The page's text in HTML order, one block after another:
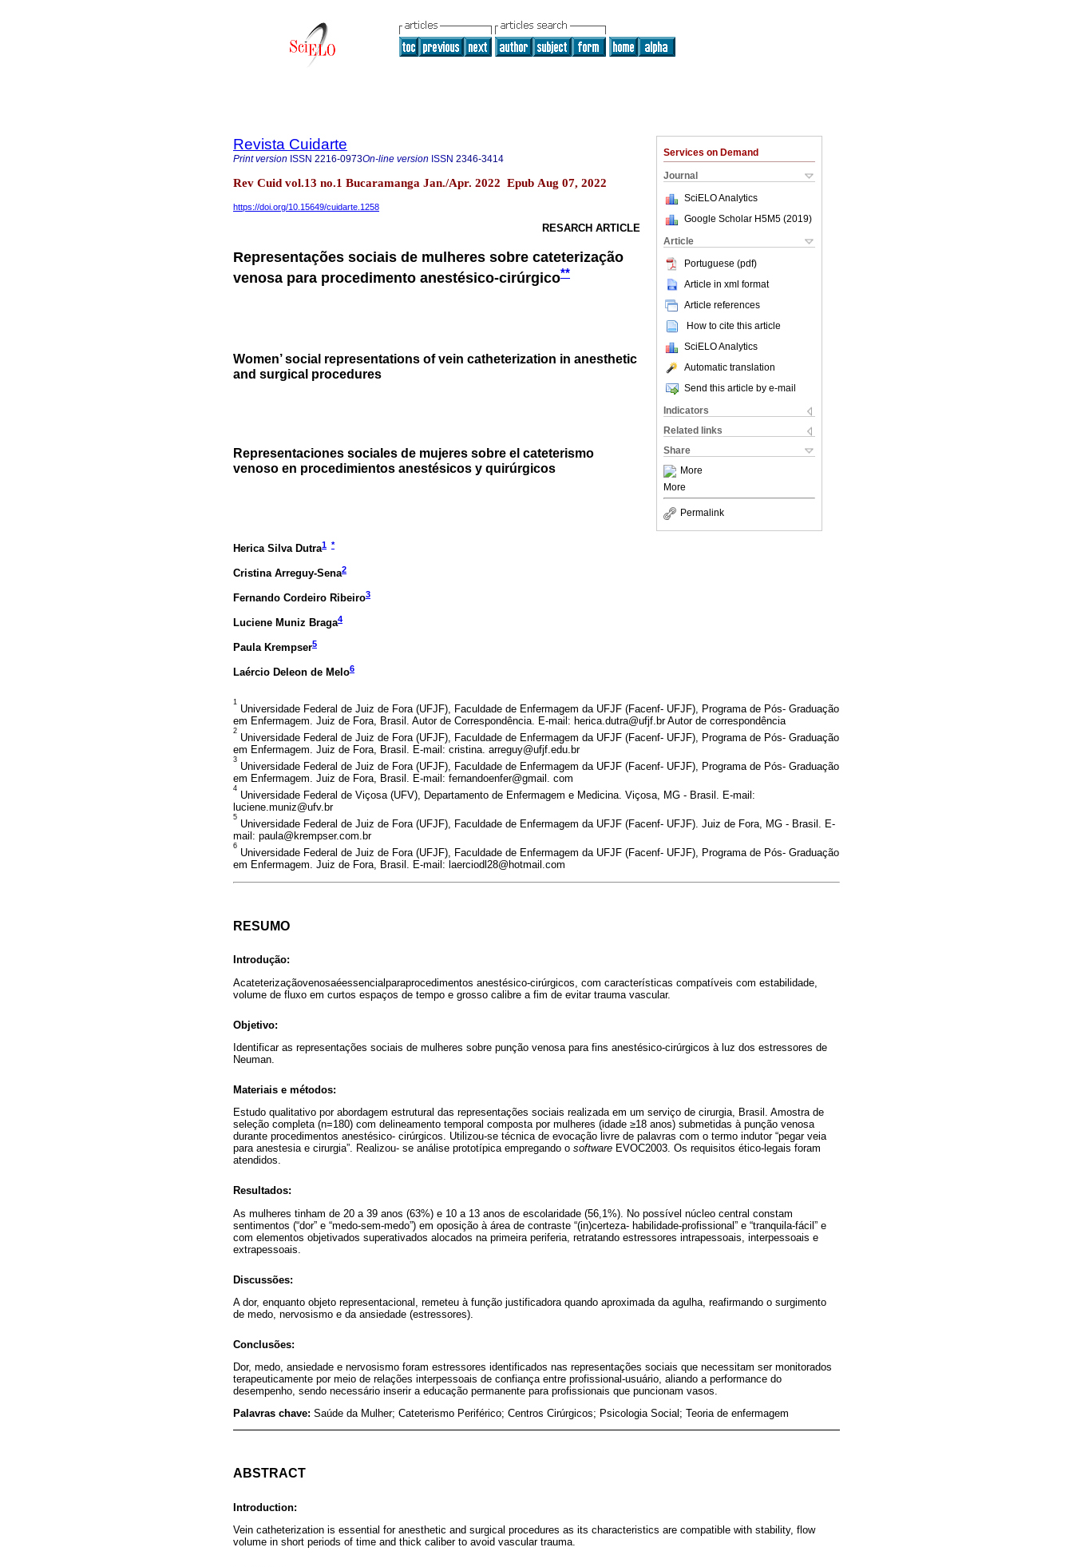
Services on Demand
Journal
SciELO Analytics
Google Scholar H5M5 (2019)
Article
Portuguese (pdf)
Article in xml format
Article references
How to cite this article
SciELO Analytics
Automatic translation
Send this article by e-mail
Indicators
Related links
Share
More
More
Permalink
Revista Cuidarte
Print version ISSN 2216-0973On-line version ISSN 2346-3414
Rev Cuid vol.13 no.1 Bucaramanga Jan./Apr. 2022 Epub Aug 07, 2022
https://doi.org/10.15649/cuidarte.1258
RESARCH ARTICLE
Representações sociais de mulheres sobre cateterização
venosa para procedimento anestésico-cirúrgico**
Women’ social representations of vein catheterization in anesthetic
and surgical procedures
Representaciones sociales de mujeres sobre el cateterismo
venoso en procedimientos anestésicos y quirúrgicos
Herica Silva Dutra1 *
Cristina Arreguy-Sena2
Fernando Cordeiro Ribeiro3
Luciene Muniz Braga4
Paula Krempser5
Laércio Deleon de Melo6
1
Universidade Federal de Juiz de Fora (UFJF), Faculdade de Enfermagem da UFJF (Facenf- UFJF), Programa de Pós- Graduação
em Enfermagem. Juiz de Fora, Brasil. Autor de Correspondência. E-mail: herica.dutra@ufjf.br Autor de correspondência
2
Universidade Federal de Juiz de Fora (UFJF), Faculdade de Enfermagem da UFJF (Facenf- UFJF), Programa de Pós- Graduação
em Enfermagem. Juiz de Fora, Brasil. E-mail: cristina. arreguy@ufjf.edu.br
3
Universidade Federal de Juiz de Fora (UFJF), Faculdade de Enfermagem da UFJF (Facenf- UFJF), Programa de Pós- Graduação
em Enfermagem. Juiz de Fora, Brasil. E-mail: fernandoenfer@gmail. com
4
Universidade Federal de Viçosa (UFV), Departamento de Enfermagem e Medicina. Viçosa, MG - Brasil. E-mail:
luciene.muniz@ufv.br
5
Universidade Federal de Juiz de Fora (UFJF), Faculdade de Enfermagem da UFJF (Facenf- UFJF). Juiz de Fora, MG - Brasil. E-
mail: paula@krempser.com.br
6
Universidade Federal de Juiz de Fora (UFJF), Faculdade de Enfermagem da UFJF (Facenf- UFJF), Programa de Pós- Graduação
em Enfermagem. Juiz de Fora, Brasil. E-mail: laerciodl28@hotmail.com
RESUMO
Introdução:
Acateterizaçãovenosaéessencialparaprocedimentos anestésico-cirúrgicos, com características compatíveis com estabilidade,
volume de fluxo em curtos espaços de tempo e grosso calibre a fim de evitar trauma vascular.
Objetivo:
Identificar as representações sociais de mulheres sobre punção venosa para fins anestésico-cirúrgicos à luz dos estressores de
Neuman.
Materiais e métodos:
Estudo qualitativo por abordagem estrutural das representações sociais realizada em um serviço de cirurgia, Brasil. Amostra de
seleção completa (n=180) com delineamento temporal composta por mulheres (idade ≥18 anos) submetidas à punção venosa
durante procedimentos anestésico- cirúrgicos. Utilizou-se técnica de evocação livre de palavras com o termo indutor “pegar veia
para anestesia e cirurgia”. Realizou- se análise prototípica empregando o software EVOC2003. Os requisitos ético-legais foram
atendidos.
Resultados:
As mulheres tinham de 20 a 39 anos (63%) e 10 a 13 anos de escolaridade (56,1%). No possível núcleo central constam
sentimentos (“dor” e “medo-sem-medo”) em oposição à área de contraste “(in)certeza- habilidade-profissional” e “tranquila-fácil” e
com elementos objetivados superativados alocados na primeira periferia, retratando estressores intrapessoais, interpessoais e
extrapessoais.
Discussões:
A dor, enquanto objeto representacional, remeteu à função justificadora quando aproximada da agulha, reafirmando o surgimento
de medo, nervosismo e da ansiedade (estressores).
Conclusões:
Dor, medo, ansiedade e nervosismo foram estressores identificados nas representações sociais que necessitam ser monitorados
terapeuticamente por meio de relações interpessoais de confiança entre profissional-usuário, aliando a performance do
desempenho, sendo necessário inserir a educação permanente para profissionais que puncionam vasos.
Palavras chave: Saúde da Mulher; Cateterismo Periférico; Centros Cirúrgicos; Psicologia Social; Teoria de enfermagem
ABSTRACT
Introduction:
Vein catheterization is essential for anesthetic and surgical procedures as its characteristics are compatible with stability, flow
volume in short periods of time and thick caliber to avoid vascular trauma.